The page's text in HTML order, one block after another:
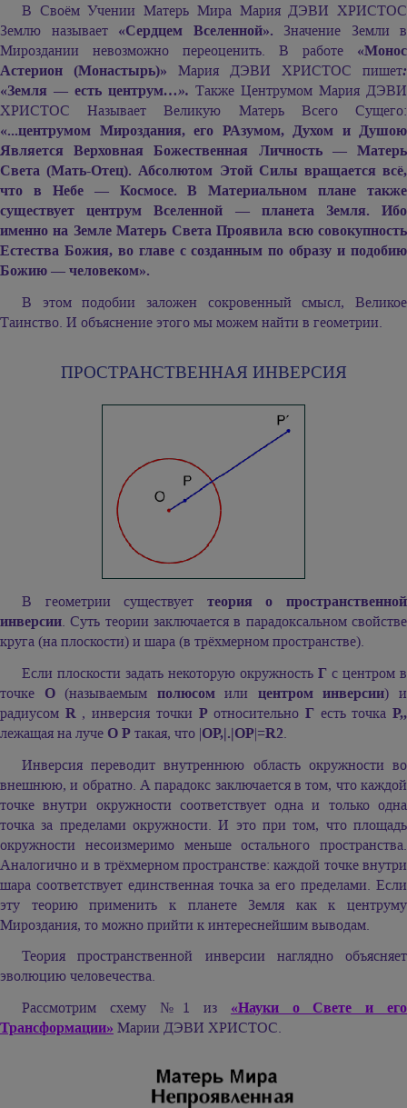
В Своём Учении Матерь Мира Мария ДЭВИ ХРИСТОС
Землю называет «Сердцем Вселенной». Значение Земли в
Мироздании невозможно переоценить. В работе «Монос
Астерион (Монастырь)» Мария ДЭВИ ХРИСТОС пишет:
«Земля — есть центрум…». Также Центрумом Мария ДЭВИ
ХРИСТОС Называет Великую Матерь Всего Сущего:
«...центрумом Мироздания, его РАзумом, Духом и Душою
Является Верховная Божественная Личность — Матерь
Света (Мать-Отец). Абсолютом Этой Силы вращается всё,
что в Небе — Космосе. В Материальном плане также
существует центрум Вселенной — планета Земля. Ибо
именно на Земле Матерь Света Проявила всю совокупность
Естества Божия, во главе с созданным по образу и подобию
Божию — человеком».
В этом подобии заложен сокровенный смысл, Великое
Таинство. И объяснение этого мы можем найти в геометрии.
ПРОСТРАНСТВЕННАЯ ИНВЕРСИЯ
В геометрии существует теория о пространственной
инверсии. Суть теории заключается в парадоксальном свойстве
круга (на плоскости) и шара (в трёхмерном пространстве).
Если плоскости задать некоторую окружность Г с центром в
точке О(называемым полюсомили центром инверсии) и
радиусом R , инверсия точки Ротносительно Г есть точкаР,,
лежащая на луче О Ртакая, что |ОР,|.|ОР|=R2.
Инверсия переводит внутреннюю область окружности во
внешнюю, и обратно. А парадокс заключается в том, что каждой
точке внутри окружности соответствует одна и только одна
точка за пределами окружности. И это при том, что площадь
окружности несоизмеримо меньше остального пространства.
Аналогично и в трёхмерном пространстве: каждой точке внутри
шара соответствует единственная точка за его пределами. Если
эту теорию применить к планете Земля как к центруму
Мироздания, то можно прийти к интереснейшим выводам.
Теория пространственной инверсии наглядно объясняет
эволюцию человечества.
Рассмотрим схему №1 из «Науки о Свете и его
Трансформации» Марии ДЭВИ ХРИСТОС.